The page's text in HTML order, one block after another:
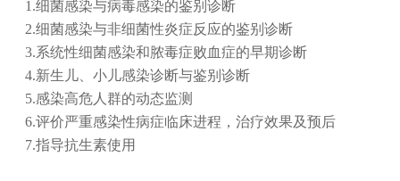
1.细菌感染与病毒感染的鉴别诊断
2.细菌感染与非细菌性炎症反应的鉴别诊断
3.系统性细菌感染和脓毒症败血症的早期诊断
4.新生儿、小儿感染诊断与鉴别诊断
5.感染高危人群的动态监测
6.评价严重感染性病症临床进程，治疗效果及预后
7.指导抗生素使用